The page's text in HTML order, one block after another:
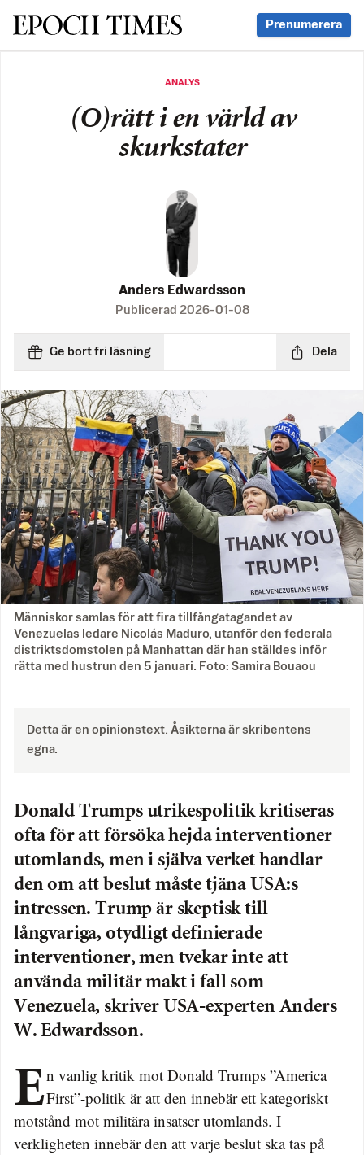
Svenska Epoch Times Prenumerera
ANALYS
(O)rätt i en värld av
skurkstater
Anders Edwardsson
Publicerad 2026-01-08
Ge bort fri läsning Dela
Människor samlas för att fira tillfångatagandet av
Venezuelas ledare Nicolás Maduro, utanför den federala
distriktsdomstolen på Manhattan där han ställdes inför
rätta med hustrun den 5 januari. Foto: Samira Bouaou
Detta är en opinionstext. Åsikterna är skribentens
egna.
Donald Trumps utrikespolitik kritiseras
ofta för att försöka hejda interventioner
utomlands, men i själva verket handlar
den om att beslut måste tjäna USA:s
intressen. Trump är skeptisk till
långvariga, otydligt definierade
interventioner, men tvekar inte att
använda militär makt i fall som
Venezuela, skriver USA-experten Anders
W. Edwardsson.
En vanlig kritik mot Donald Trumps ”AmericaFirst”-politik är att den innebär ett kategoriskt
motstånd mot militära insatser utomlands. I
verkligheten innebär den att varje beslut ska tas på